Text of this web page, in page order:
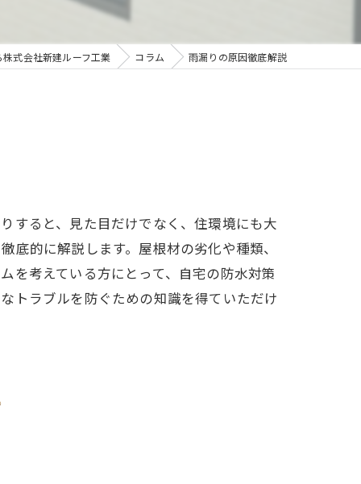
式会社新建ルーフ工業 コラム 雨漏りの原因徹底解説
すると、見た目だけでなく、住環境にも大
的に解説します。屋根材の劣化や種類、
を考えている方にとって、自宅の防水対策
トラブルを防ぐための知識を得ていただけ